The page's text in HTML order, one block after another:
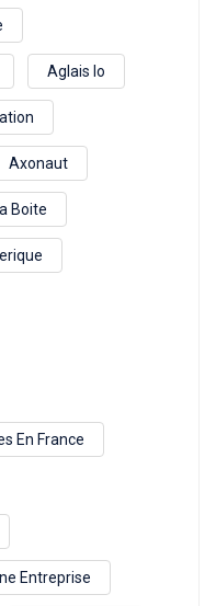
Aglais Io
Axonaut
Boite
En France
Entreprise